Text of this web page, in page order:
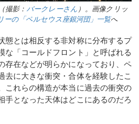
撮影： バークレーさん ）。画像クリッ
ーの「ペルセウス座銀河団」一覧へ
態とは相反する非対称に分布するプ
な「コールドフロント」と呼ばれる
存在などが明らかになっており、ペ
去に大きな衝突・合体を経験したこ
これらの構造が本当に過去の衝突の
手となった天体はどこにあるのだろ